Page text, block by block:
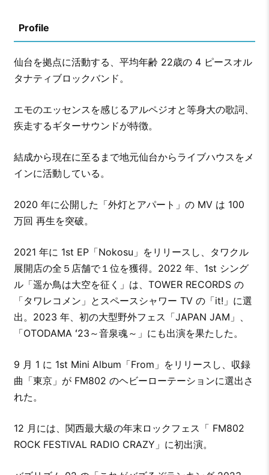
Profile
仙台を拠点に活動する、平均年齢 22歳の 4 ピースオル
タナティブロックバンド。
エモのエッセンスを感じるアルペジオと等身大の歌詞、
疾走するギターサウンドが特徴。
結成から現在に至るまで地元仙台からライブハウスをメ
インに活動している。
2020 年に公開した「外灯とアパート」の MV は 100
万回 再生を突破。
2021 年に 1st EP「Nokosu」をリリースし、タワクル
展開店の全５店舗で１位を獲得。2022 年、1st シング
ル「遥か鳥は大空を征く」は、TOWER RECORDS の
「タワレコメン」とスペースシャワー TV の「it!」に選
出。2023 年、初の大型野外フェス「JAPAN JAM」、
「OTODAMA ʻ23～音泉魂～」にも出演を果たした。
9 月 1 に 1st Mini Album「From」をリリースし、収録
曲「東京」が FM802 のヘビーローテーションに選出さ
れた。
12 月には、関西最大級の年末ロックフェス「 FM802
ROCK FESTIVAL RADIO CRAZY」に初出演。